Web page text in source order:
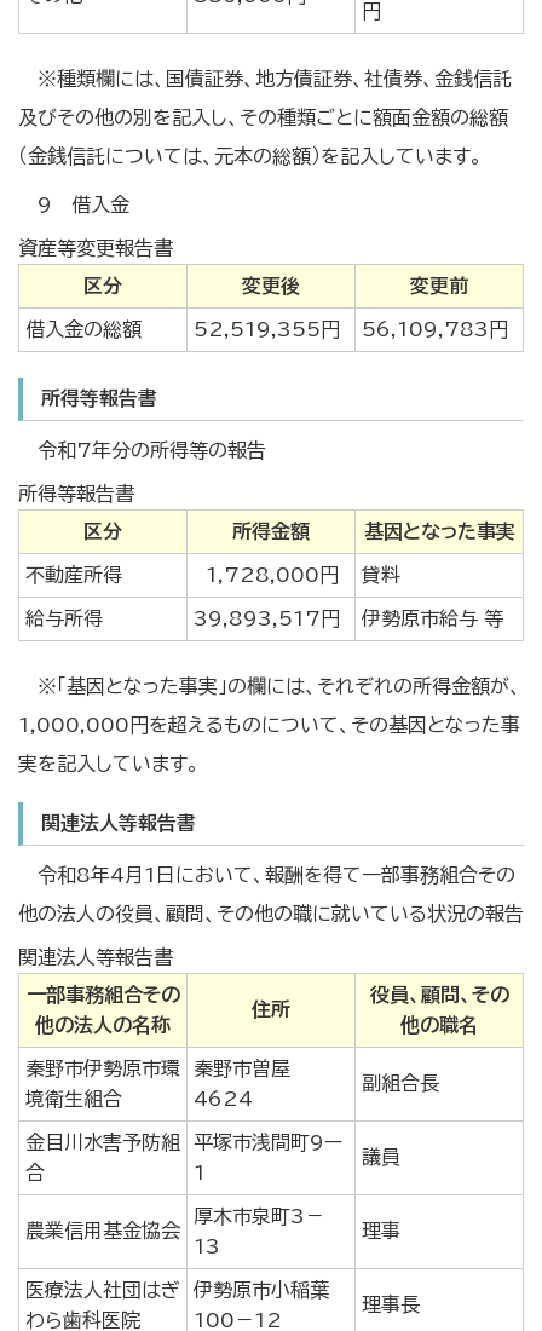
円
※種類欄には、国債証券、地方債証券、社債券、金銭信託
及びその他の別を記入し、その種類ごとに額面金額の総額
（金銭信託については、元本の総額）を記入しています。
9 借入金
資産等変更報告書
区分
変更後 変更前
借入金の総額 52,519,355円 56,109,783円
所得等報告書
令和7年分の所得等の報告
所得等報告書
区分
所得金額 基因となった事実
不動産所得 1,728,000円 貸料
給与所得 39,893,517円 伊勢原市給与 等
※「基因となった事実」の欄には、それぞれの所得金額が、
1,000,000円を超えるものについて、その基因となった事
実を記入しています。
関連法人等報告書
令和8年4月1日において、報酬を得て一部事務組合その
他の法人の役員、顧問、その他の職に就いている状況の報告
関連法人等報告書
一部事務組合その
他の法人の名称
住所
役員、顧問、その
他の職名
秦野市伊勢原市環
境衛生組合
秦野市曽屋
4624
副組合長
金目川水害予防組
合
平塚市浅間町9ー
1
議員
農業信用基金協会
厚木市泉町3－
13
理事
医療法人社団はぎ
わら歯科医院
伊勢原市小稲葉
100－12
理事長